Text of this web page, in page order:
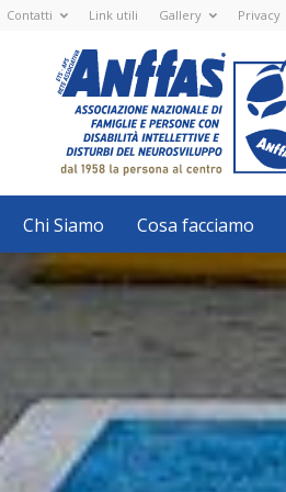
Contatti Link utili Gallery Privacy
Nazionale
ETS
-
APS
Associazione
Nazionale
di
Famiglie
e
con
disabilità
intellettive
e
disturbi
del
Chi Siamo Cosa facciamo